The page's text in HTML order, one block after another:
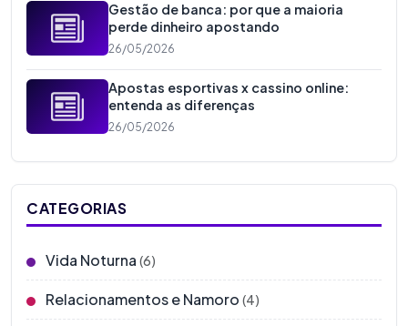
Gestão de banca: por que a maioria
perde dinheiro apostando
26/05/2026
Apostas esportivas x cassino online:
entenda as diferenças
26/05/2026
CATEGORIAS
Vida Noturna (6)
Relacionamentos e Namoro (4)